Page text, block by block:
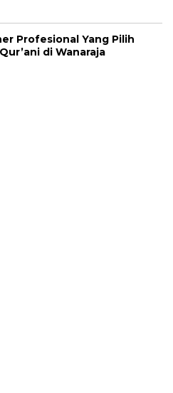
Profesional Yang Pilih
di Wanaraja